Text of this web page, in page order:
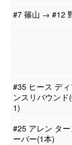
#7 篠山 → #12
#35 ヒース ディ
ンスリバウンド
1)
#25 アレン タ
ーバー(1本)